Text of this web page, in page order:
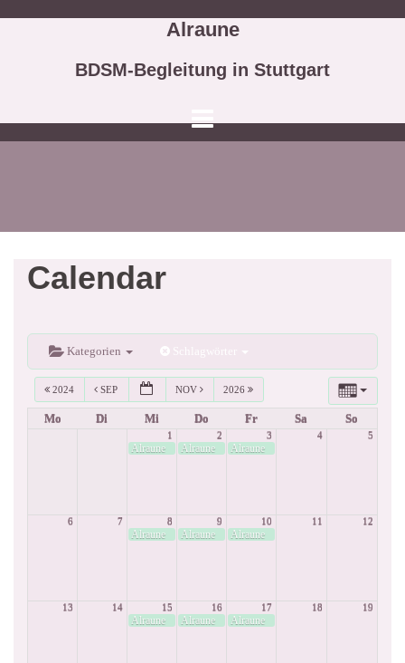
Alraune
BDSM-Begleitung in Stuttgart
Calendar
Kategorien Schlagwörter
2024 SEP NOV 2026
Mo Di Mi Do Fr Sa So
1
Alraune
2
Alraune
3
Alraune
4 5
6 7 8
Alraune
9
Alraune
10
Alraune
11 12
13 14 15
Alraune
16
Alraune
17
Alraune
18 19